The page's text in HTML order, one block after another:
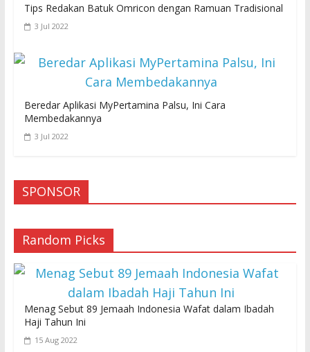
Tips Redakan Batuk Omricon dengan Ramuan Tradisional
3 Jul 2022
Beredar Aplikasi MyPertamina Palsu, Ini Cara
Membedakannya
3 Jul 2022
SPONSOR
Random Picks
Menag Sebut 89 Jemaah Indonesia Wafat dalam Ibadah
Haji Tahun Ini
15 Aug 2022